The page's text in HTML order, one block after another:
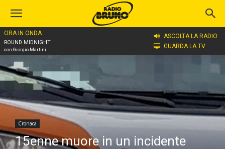
ORA IN ONDA
ROUND MIDNIGHT
con Giorgio Martini
ASCOLTA LA RADIO
GUARDA LA TV
Home
Cronaca
15enne muore in un incidente